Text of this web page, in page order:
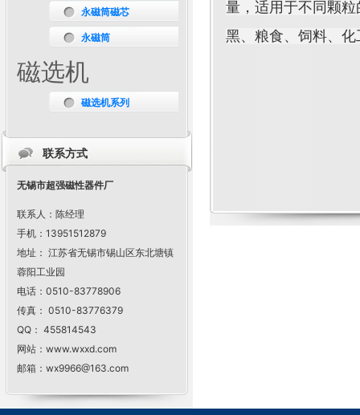
永磁筒磁芯
永磁筒
磁选机
磁选机系列
联系方式
无锡市超强磁性器件厂
联系人：陈经理
手机：13951512879
地址： 江苏省无锡市锡山区东北塘镇
蓉阳工业园
电话：0510-83778906
传真： 0510-83776379
QQ： 455814543
网站：www.wxxd.com
邮箱：wx9966@163.com
量，适用于不同颗
黑、粮食、饲料、